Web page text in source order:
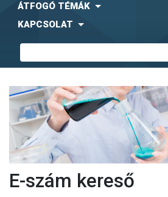
ÁTFOGÓ TÉMÁK
KAPCSOLAT
E-szám kereső